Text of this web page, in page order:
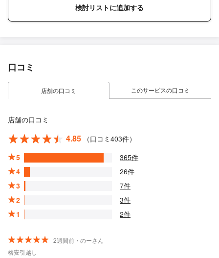
検討リストに追加する
口コミ
店舗の口コミ このサービスの口コミ
店舗の口コミ
4.85
（口コミ403件）
5
365件
4
26件
3
7件
2
3件
1
2件
2週間前・のーさん
格安引越し